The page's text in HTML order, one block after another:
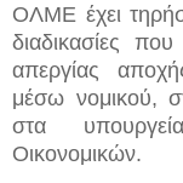
ΟΛΜΕ έχει
διαδικασίες
απεργίας
μέσω νομικού,
στα
Οικονομικών.